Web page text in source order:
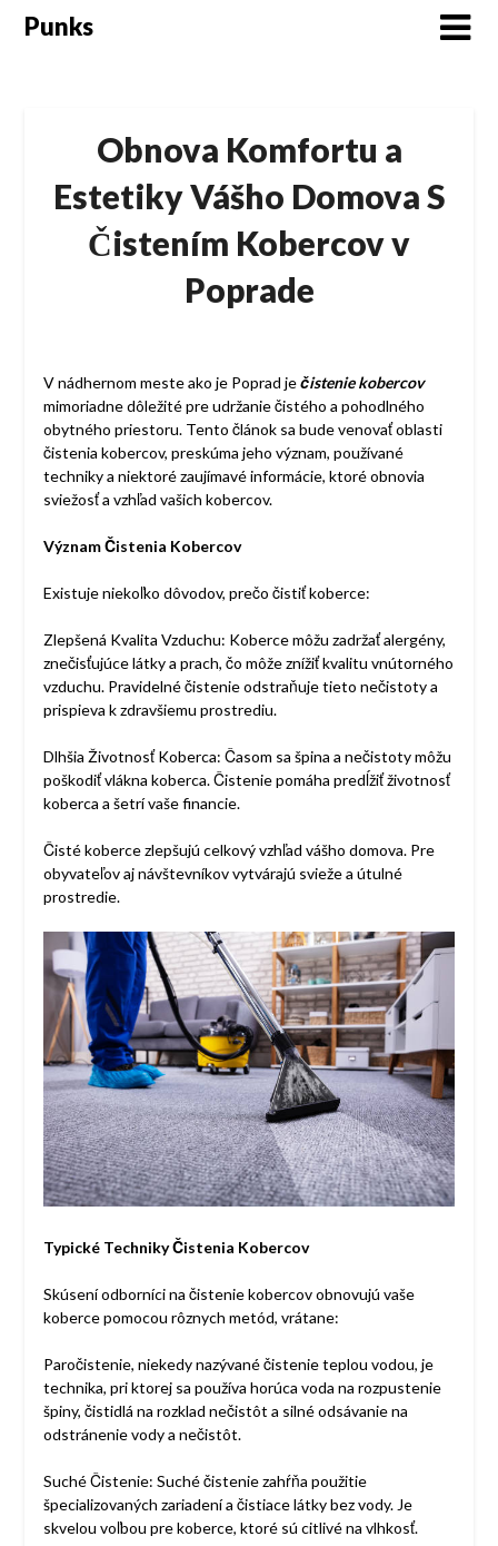
SkipPunks
Obnova Komfortu a
Estetiky Vášho Domova S
Čistením Kobercov v
Poprade
V nádhernom meste ako je Poprad ječistenie kobercov
mimoriadne dôležité pre udržanie čistého a pohodlného
obytného priestoru. Tento článok sa bude venovať oblasti
čistenia kobercov, preskúma jeho význam, používané
techniky a niektoré zaujímavé informácie, ktoré obnovia
sviežosť a vzhľad vašich kobercov.
Význam Čistenia Kobercov
Existuje niekoľko dôvodov, prečo čistiť koberce:
Zlepšená Kvalita Vzduchu: Koberce môžu zadržať alergény,
znečisťujúce látky a prach, čo môže znížiť kvalitu vnútorného
vzduchu. Pravidelné čistenie odstraňuje tieto nečistoty a
prispieva k zdravšiemu prostrediu.
Dlhšia Životnosť Koberca: Časom sa špina a nečistoty môžu
poškodiť vlákna koberca. Čistenie pomáha predĺžiť životnosť
koberca a šetrí vaše financie.
Čisté koberce zlepšujú celkový vzhľad vášho domova. Pre
obyvateľov aj návštevníkov vytvárajú svieže a útulné
prostredie.
Typické Techniky Čistenia Kobercov
Skúsení odborníci na čistenie kobercov obnovujú vaše
koberce pomocou rôznych metód, vrátane:
Paročistenie, niekedy nazývané čistenie teplou vodou, je
technika, pri ktorej sa používa horúca voda na rozpustenie
špiny, čistidlá na rozklad nečistôt a silné odsávanie na
odstránenie vody a nečistôt.
Suché Čistenie: Suché čistenie zahŕňa použitie
špecializovaných zariadení a čistiace látky bez vody. Je
skvelou voľbou pre koberce, ktoré sú citlivé na vlhkosť.